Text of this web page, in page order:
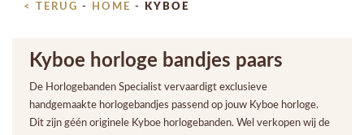
< TERUG - HOME - KYBOE
Kyboe horloge bandjes paars
De Horlogebanden Specialist vervaardigt exclusieve
handgemaakte horlogebandjes passend op jouw Kyboe horloge.
Dit zijn géén originele Kyboe horlogebanden. Wel verkopen wij de